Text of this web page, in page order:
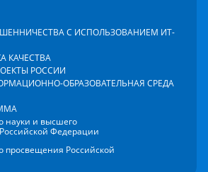
С ИСПОЛЬЗОВАНИЕМ ИТ-
КАЧЕСТВА
РОССИИ
ОБРАЗОВАТЕЛЬНАЯ СРЕДА
науки и высшего
Федерации
просвещения Российской